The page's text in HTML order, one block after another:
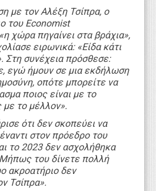
με τον Αλέξη Τσίπρα, ο
του Economist
χώρα πηγαίνει στα βράχια»,
ειρωνικά: «Είδα κάτι
Στη συνέχεια πρόσθεσε:
εγώ ήμουν σε μια εκδήλωση
οπότε μπορείτε να
ποιος είναι με το
με το μέλλον».
ότι δεν σκοπεύει να
στον πρόεδρο του
το 2023 δεν ασχολήθηκα
Μήπως του δίνετε πολλή
ακροατήριο δεν
Τσίπρα».